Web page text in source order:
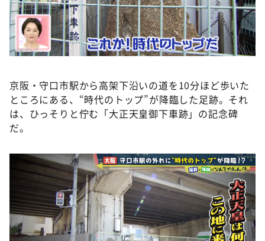
京阪・守口市駅から高架下沿いの道を10分ほど歩いた
ところにある、“時代のトップ”が降臨した足跡。それ
は、ひっそりと佇む「大正天皇御下車跡」の記念碑
だ。